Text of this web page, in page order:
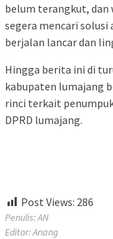
belum terangkut, dan
segera mencari
berjalan lancar dan
Hingga berita ini di
kabupaten lumajang
rinci terkait
DPRD lumajang.
Post Views: 286
Penulis: AN
Editor: Anang